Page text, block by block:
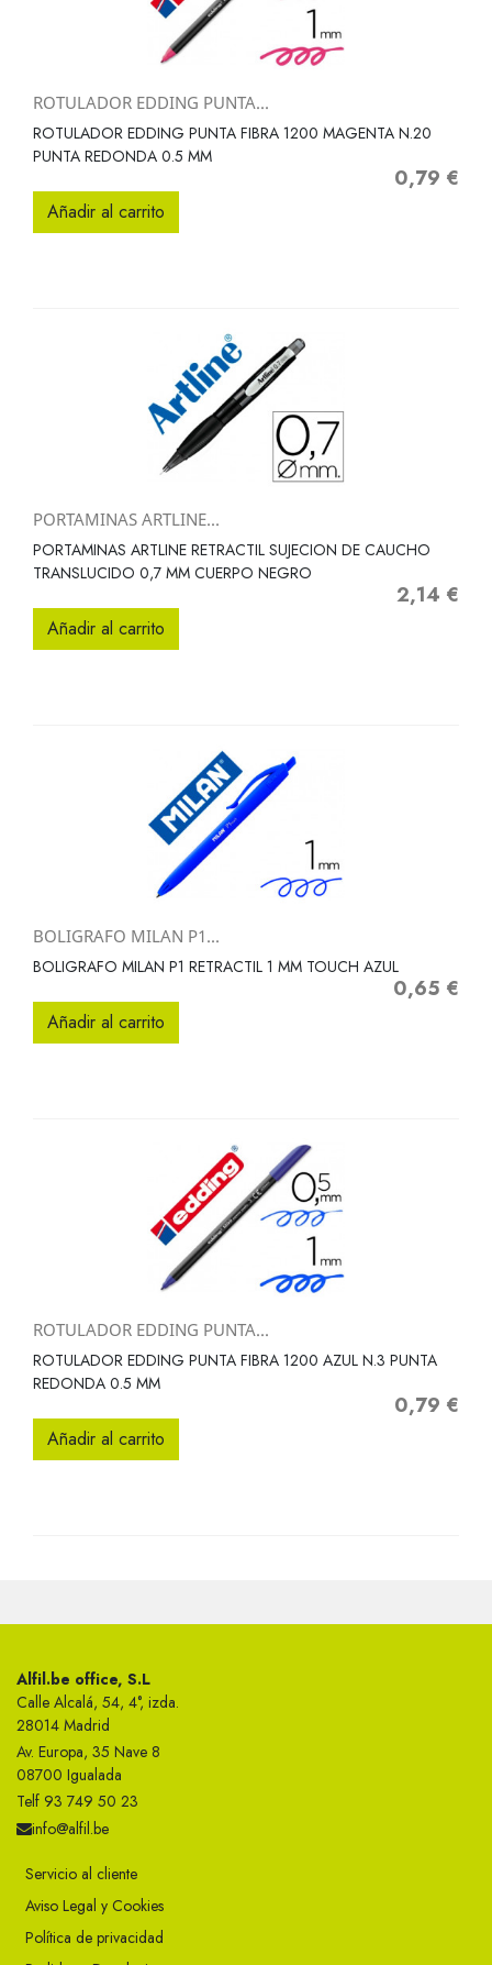
ROTULADOR EDDING PUNTA...
ROTULADOR EDDING PUNTA FIBRA 1200 MAGENTA N.20
PUNTA REDONDA 0.5 MM
Precio
0,79 €
Añadir al carrito
PORTAMINAS ARTLINE...
PORTAMINAS ARTLINE RETRACTIL SUJECION DE CAUCHO
TRANSLUCIDO 0,7 MM CUERPO NEGRO
Precio
2,14 €
Añadir al carrito
BOLIGRAFO MILAN P1...
BOLIGRAFO MILAN P1 RETRACTIL 1 MM TOUCH AZUL
Precio
0,65 €
Añadir al carrito
ROTULADOR EDDING PUNTA...
ROTULADOR EDDING PUNTA FIBRA 1200 AZUL N.3 PUNTA
REDONDA 0.5 MM
Precio
0,79 €
Añadir al carrito
Alfil.be office, S.L
Calle Alcalá, 54, 4°, izda.
28014 Madrid
Av. Europa, 35 Nave 8
08700 Igualada
Telf 93 749 50 23
info@alfil.be
Servicio al cliente
Aviso Legal y Cookies
Política de privacidad